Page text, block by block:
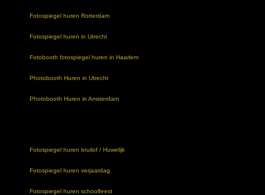
Fotospiegel huren Rotterdam
Fotospiegel huren in Utrecht
Fotobooth fotospiegel huren in Haarlem
Photobooth Huren in Utrecht
Photobooth Huren in Amsterdam
Fotospiegel huren bruilof / Huwelijk
Fotospiegel huren verjaardag
Fotospiegel huren schoolfeest